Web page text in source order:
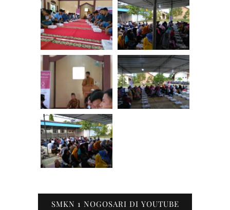
SMKN 1 NOGOSARI DI YOUTUBE